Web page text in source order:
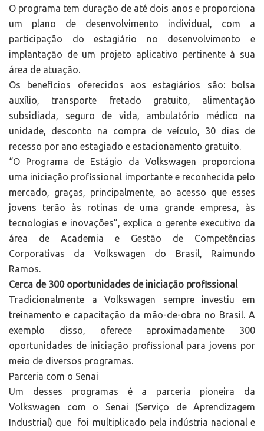
O programa tem duração de até dois anos e proporciona
um plano de desenvolvimento individual, com a
participação do estagiário no desenvolvimento e
implantação de um projeto aplicativo pertinente à sua
área de atuação.
Os benefícios oferecidos aos estagiários são: bolsa
auxílio, transporte fretado gratuito, alimentação
subsidiada, seguro de vida, ambulatório médico na
unidade, desconto na compra de veículo, 30 dias de
recesso por ano estagiado e estacionamento gratuito.
“O Programa de Estágio da Volkswagen proporciona
uma iniciação profissional importante e reconhecida pelo
mercado, graças, principalmente, ao acesso que esses
jovens terão às rotinas de uma grande empresa, às
tecnologias e inovações”, explica o gerente executivo da
área de Academia e Gestão de Competências
Corporativas da Volkswagen do Brasil, Raimundo
Ramos.
Cerca de 300 oportunidades de iniciação profissional
Tradicionalmente a Volkswagen sempre investiu em
treinamento e capacitação da mão-de-obra no Brasil. A
exemplo disso, oferece aproximadamente 300
oportunidades de iniciação profissional para jovens por
meio de diversos programas.
Parceria com o Senai
Um desses programas é a parceria pioneira da
Volkswagen com o Senai (Serviço de Aprendizagem
Industrial) que foi multiplicado pela indústria nacional e